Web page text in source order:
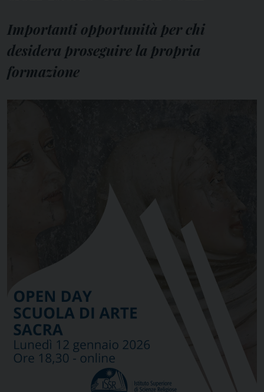
Importanti opportunità per chi
desidera proseguire la propria
formazione